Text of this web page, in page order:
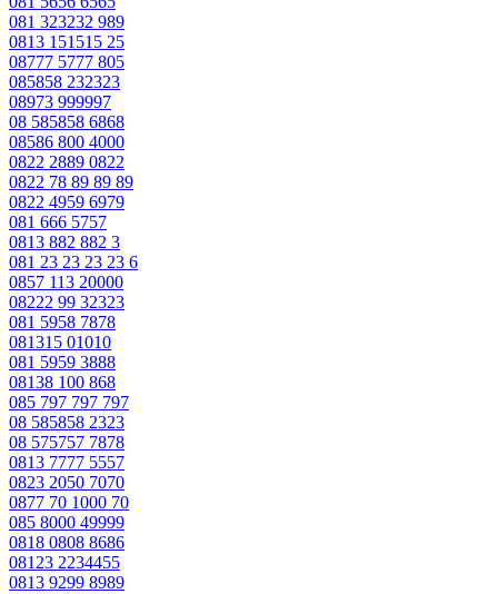
081 323232 989
0813 151515 25
08777 5777 805
085858 232323
08973 999997
08 585858 6868
08586 800 4000
0822 2889 0822
0822 78 89 89 89
0822 4959 6979
081 666 5757
0813 882 882 3
081 23 23 23 23 6
0857 113 20000
08222 99 32323
081 5958 7878
081315 01010
081 5959 3888
08138 100 868
085 797 797 797
08 585858 2323
08 575757 7878
0813 7777 5557
0823 2050 7070
0877 70 1000 70
085 8000 49999
0818 0808 8686
08123 2234455
0813 9299 8989